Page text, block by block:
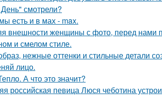
смотрели?
есть и в мах - max.
внешности женщины с фото, перед нами
и смелом стиле.
нежные оттенки и стильные детали
лицо.
А что это значит?
российская певица Люся чеботина